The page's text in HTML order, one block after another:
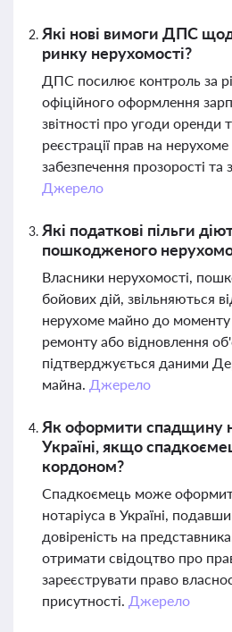
Які нові вимоги ДПС
ринку нерухомості?
ДПС посилює контроль за
офіційного оформлення
звітності про угоди оренди
реєстрації прав на
забезпечення прозорості та
Джерело
Які податкові пільги
пошкодженого
Власники нерухомості,
бойових дій, звільняються
нерухоме майно до моменту
ремонту або відновлення
підтверджується даними
майна. Джерело
Як оформити спадщину
Україні, якщо
кордоном?
Спадкоємець може
нотаріуса в Україні,
довіреність на
отримати свідоцтво про
зареєструвати право
присутності. Джерело